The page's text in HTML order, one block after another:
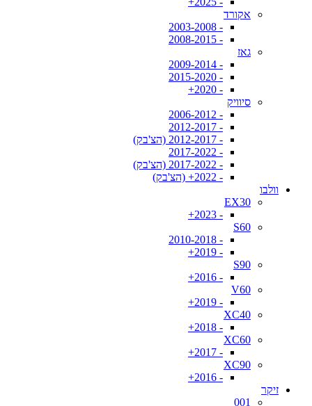
אקורד
- 2003-2008
- 2008-2015
גאז
- 2009-2014
- 2015-2020
- 2020+
סיוויק
- 2006-2012
- 2012-2017
- 2012-2017 (הצ'בק)
- 2017-2022
- 2017-2022 (הצ'בק)
- 2022+ (הצ'בק)
וולבו
EX30
- 2023+
S60
- 2010-2018
- 2019+
S90
- 2016+
V60
- 2019+
XC40
- 2018+
XC60
- 2017+
XC90
- 2016+
זיקר
001